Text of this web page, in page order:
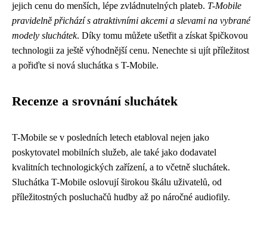
jejich cenu do menších, lépe zvládnutelných plateb. T-Mobile
pravidelně přichází s atraktivními akcemi a slevami na vybrané
modely sluchátek. Díky tomu můžete ušetřit a získat špičkovou
technologii za ještě výhodnější cenu. Nenechte si ujít příležitost
a pořiďte si nová sluchátka s T-Mobile.
Recenze a srovnání sluchátek
T-Mobile se v posledních letech etabloval nejen jako
poskytovatel mobilních služeb, ale také jako dodavatel
kvalitních technologických zařízení, a to včetně sluchátek.
Sluchátka T-Mobile oslovují širokou škálu uživatelů, od
příležitostných posluchačů hudby až po náročné audiofily.